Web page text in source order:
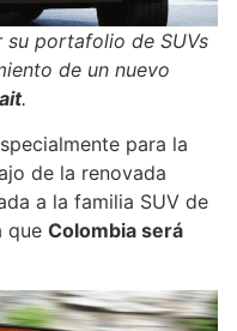
su portafolio de SUVs
de un nuevo
.
para la
de la renovada
a la familia SUV de
que Colombia será